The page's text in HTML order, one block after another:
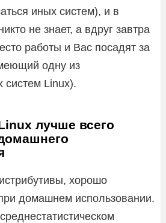
иных систем), и в
не знает, а вдруг завтра
работы и Вас посадят за
одну из
систем Linux).
лучше всего
хорошо
домашнем использовании.